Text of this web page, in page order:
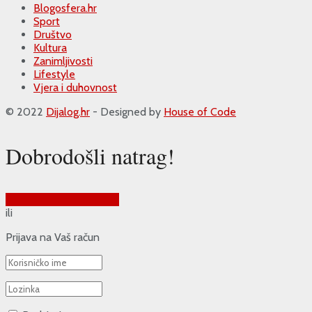
Blogosfera.hr
Sport
Društvo
Kultura
Zanimljivosti
Lifestyle
Vjera i duhovnost
© 2022 Dijalog.hr - Designed by House of Code
Dobrodošli natrag!
ili
Prijava na Vaš račun